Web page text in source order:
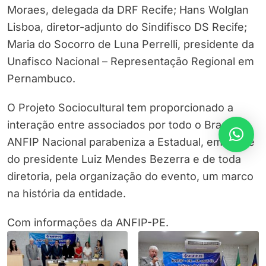
Moraes, delegada da DRF Recife; Hans Wolglan
Lisboa, diretor-adjunto do Sindifisco DS Recife;
Maria do Socorro de Luna Perrelli, presidente da
Unafisco Nacional – Representação Regional em
Pernambuco.
O Projeto Sociocultural tem proporcionado a
interação entre associados por todo o Brasil. A
ANFIP Nacional parabeniza a Estadual, em nome
do presidente Luiz Mendes Bezerra e de toda
diretoria, pela organização do evento, um marco
na história da entidade.
Com informações da ANFIP-PE.